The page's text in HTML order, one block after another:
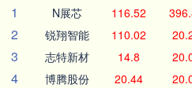
1
N展芯 116.52
2 锐翔智能 110.02
3 志特新材 14.8
4 博腾股份 20.44